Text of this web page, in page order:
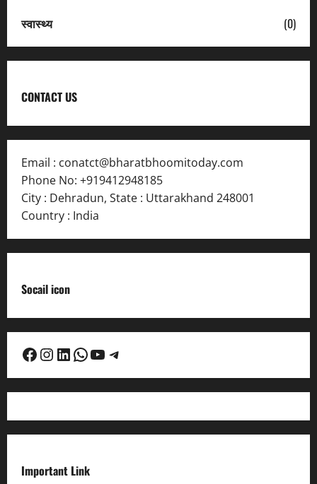
स्वास्थ्य
(0)
CONTACT US
Email : conatct@bharatbhoomitoday.com
Phone No: +919412948185
City : Dehradun, State : Uttarakhand 248001
Country : India
Socail icon
Facebook
Instagram
LinkedIn
WhatsApp
YouTube
Telegram
Important Link